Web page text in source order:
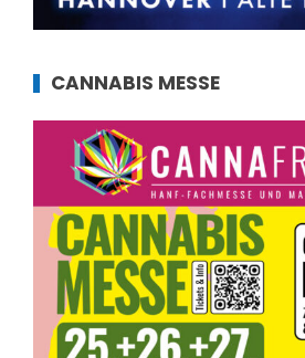
CANNABIS MESSE